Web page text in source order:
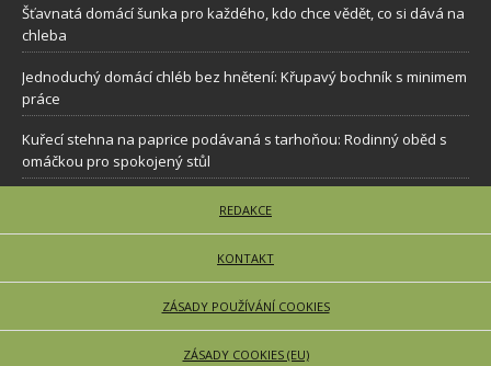
Šťavnatá domácí šunka pro každého, kdo chce vědět, co si dává na
chleba
Jednoduchý domácí chléb bez hnětení: Křupavý bochník s minimem
práce
Kuřecí stehna na paprice podávaná s tarhoňou: Rodinný oběd s
omáčkou pro spokojený stůl
REDAKCE
KONTAKT
ZÁSADY POUŽÍVÁNÍ COOKIES
ZÁSADY COOKIES (EU)